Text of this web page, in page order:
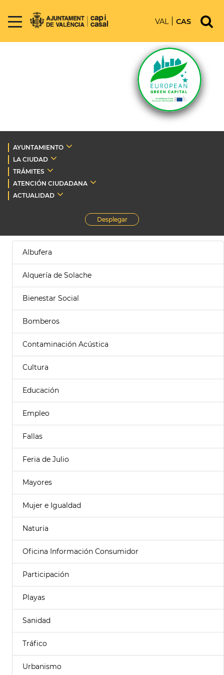
VAL CAS
AYUNTAMIENTO
LA CIUDAD
TRÁMITES
ATENCIÓN CIUDADANA
ACTUALIDAD
Desplegar
Albufera
Alquería de Solache
Bienestar Social
Bomberos
Contaminación Acústica
Cultura
Educación
Empleo
Fallas
Feria de Julio
Mayores
Mujer e Igualdad
Naturia
Oficina Información Consumidor
Participación
Playas
Sanidad
Tráfico
Urbanismo